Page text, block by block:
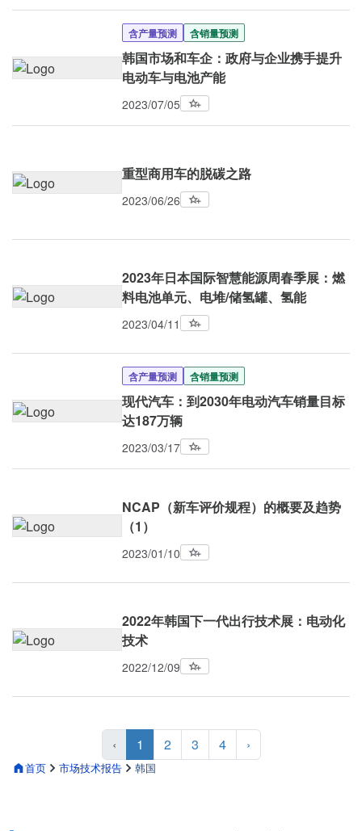
首页 市场技术报告 韩国
含产量预测 含销量预测
韩国市场和车企：政府与企业携手提升
电动车与电池产能
2023/07/05
重型商用车的脱碳之路
2023/06/26
2023年日本国际智慧能源周春季展：燃
料电池单元、电堆/储氢罐、氢能
2023/04/11
含产量预测 含销量预测
现代汽车：到2030年电动汽车销量目标
达187万辆
2023/03/17
NCAP（新车评价规程）的概要及趋势
（1）
2023/01/10
2022年韩国下一代出行技术展：电动化
技术
2022/12/09
‹ 1 2 3 4 ›